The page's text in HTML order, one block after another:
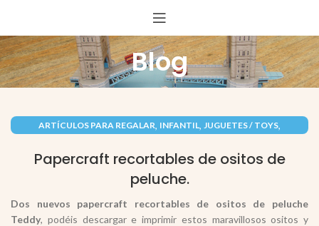
Blog
ARTÍCULOS PARA REGALAR, INFANTIL, JUGUETES / TOYS,
Papercraft recortables de ositos de
peluche.
Dos nuevos papercraft recortables de
ositos de peluche
Teddy, podéis descargar e imprimir estos maravillosos ositos y